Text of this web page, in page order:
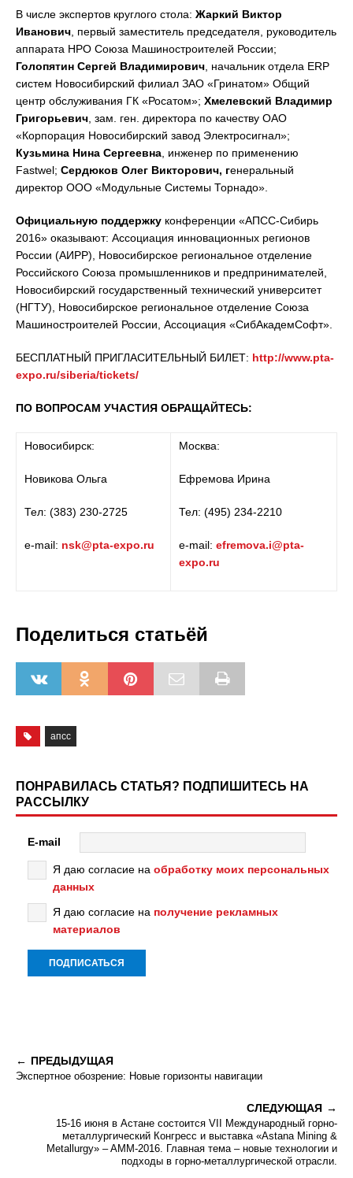
В числе экспертов круглого стола: Жаркий Виктор
Иванович , первый заместитель председателя, руководитель
аппарата НРО Союза Машиностроителей России;
Голопятин Сергей Владимирович , начальник отдела ERP
систем Новосибирский филиал ЗАО «Гринатом» Общий
центр обслуживания ГК «Росатом»; Хмелевский Владимир
Григорьевич , зам. ген. директора по качеству ОАО
«Корпорация Новосибирский завод Электросигнал»;
Кузьмина Нина Сергеевна , инженер по применению
Fastwel; Сердюков Олег Викторович, генеральный
директор ООО «Модульные Системы Торнадо».
Официальную поддержку конференции «АПСС-Сибирь
2016» оказывают: Ассоциация инновационных регионов
России (АИРР), Новосибирское региональное отделение
Российского Союза промышленников и предпринимателей,
Новосибирский государственный технический университет
(НГТУ), Новосибирское региональное отделение Союза
Машиностроителей России, Ассоциация «СибАкадемСофт».
БЕСПЛАТНЫЙ ПРИГЛАСИТЕЛЬНЫЙ БИЛЕТ: http://www.pta-
expo.ru/siberia/tickets/
ПО ВОПРОСАМ УЧАСТИЯ ОБРАЩАЙТЕСЬ:
Новосибирск:
Новикова Ольга
Тел: (383) 230-2725
e-mail: nsk@pta-expo.ru
Москва:
Ефремова Ирина
Тел: (495) 234-2210
e-mail: efremova.i@pta-
expo.ru
Поделиться статьёй
апсс
ПОНРАВИЛАСЬ СТАТЬЯ? ПОДПИШИТЕСЬ НА
РАССЫЛКУ
E-mail
Я даю согласие на обработку моих персональных
данных
Я даю согласие на получение рекламных
материалов
ПРЕДЫДУЩАЯ
Экспертное обозрение: Новые горизонты навигации
СЛЕДУЮЩАЯ
15-16 июня в Астане состоится VII Международный горно-
металлургический Конгресс и выставка «Astana Mining &
Metallurgy» ‒ AMM-2016. Главная тема ‒ новые технологии и
подходы в горно-металлургической отрасли.